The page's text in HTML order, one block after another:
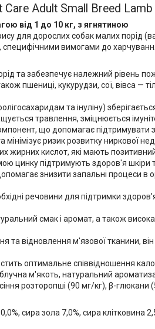
Adult Small Breed Lamb
від 1 до 10 кг, з ягнятиною
для дорослих собак малих порід
вимогами до
та забезпечує належний рівень
пшениці, кукурудзи, сої, вівса —
та інуліну)
травлення, зміцнюється
що допомагає підтримувати
ризик розвитку ниркової
кислот, які мають
цинку підтримують здоров'я шкіри
знизити запальні процеси в
речовини для підтримки
смак і аромат, а також висока
відновлення м'язової тканини,
оптимальне співвідношення
м'якоть, натуральний
розторопші (90 мг/кг), β-
сира зола 7,0%, сира клітковина